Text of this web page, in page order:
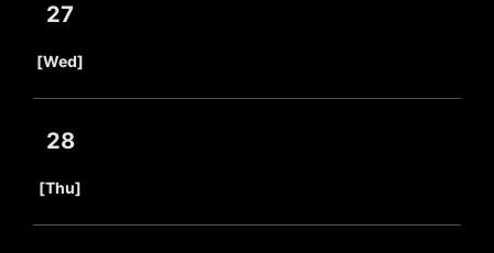
27
[Wed]
28
[Thu]